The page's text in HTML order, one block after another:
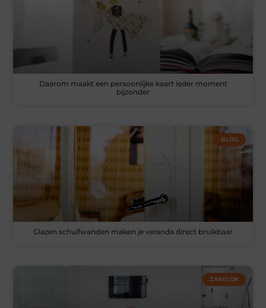
Daarom maakt een persoonlijke kaart ieder moment
bijzonder
BLOG
Glazen schuifwanden maken je veranda direct bruikbaar
ZAKELIJK